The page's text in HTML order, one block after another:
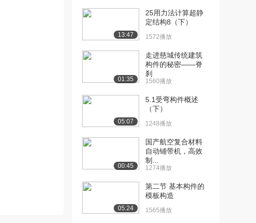
基石（下）
2576播放
[13] 构件安全论准则
（上）
4.4万播放
[14] 构件安全论准则
2744播放
[15] 构件安全论准则
3155播放
13:47
25用力法计算超静
定结构8（下）
1572播放
01:35
走进慈城传统建筑
构件的秘密——脊
刹
1560播放
05:07
5.1受弯构件概述
（下）
1248播放
00:45
国产航空复合材料
自动铺带机，高效
制...
1274播放
05:24
第二节 基本构件的
模板构造
1565播放